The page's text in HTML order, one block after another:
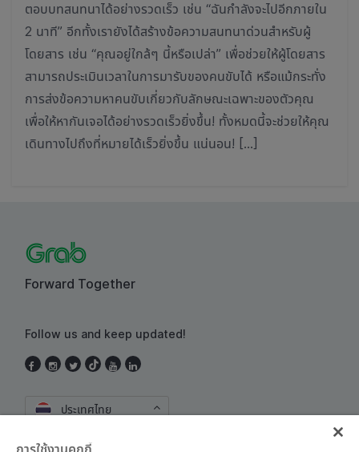
ตอบบทสนทนาได้อย่างรวดเร็ว เช่น “ฉันกำลังจะไปอีกภายใน
2 นาที” อีกทั้งเรายังได้สร้างข้อความสนทนาด่วนสำหรับผู้
โดยสาร เช่น “คุณอยู่ใกล้ๆ นี้หรือเปล่า” เพื่อช่วยให้ผู้โดยสาร
สามารถประเมินเวลาในการมารับของคนขับได้ หรือแม้กระทั่ง
การส่งข้อความหาคนขับเกี่ยวกับลักษณะเฉพาะของตัวคุณ
เพื่อให้หากันเจอได้อย่างรวดเร็วยิ่งขึ้น! ทั้งหมดนี้จะช่วยให้คุณ
เดินทางไปถึงที่หมายได้เร็วยิ่งขึ้น แน่นอน! […]
Forward Together
Follow us and keep updated!
ประเทศไทย
การใช้งานคุกกี้